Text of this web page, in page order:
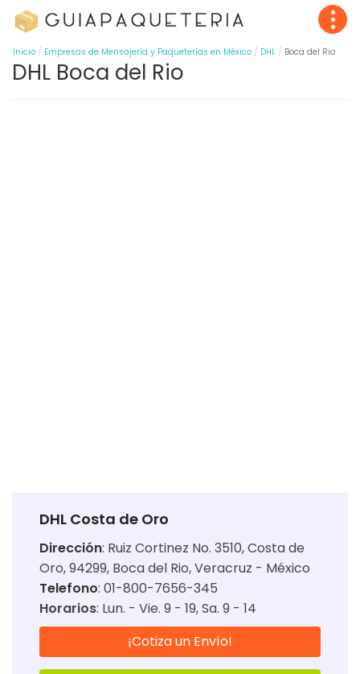
Inicio Empresas de Mensajería y Paqueterías en México DHL Boca del Rio
DHL Boca del Rio
DHL Costa de Oro
Dirección: Ruiz Cortinez No. 3510, Costa de
Oro, 94299, Boca del Rio, Veracruz - México
Telefono: 01-800-7656-345
Horarios: Lun. - Vie. 9 - 19 Sa. 9 - 14
¡Cotiza un Envío!